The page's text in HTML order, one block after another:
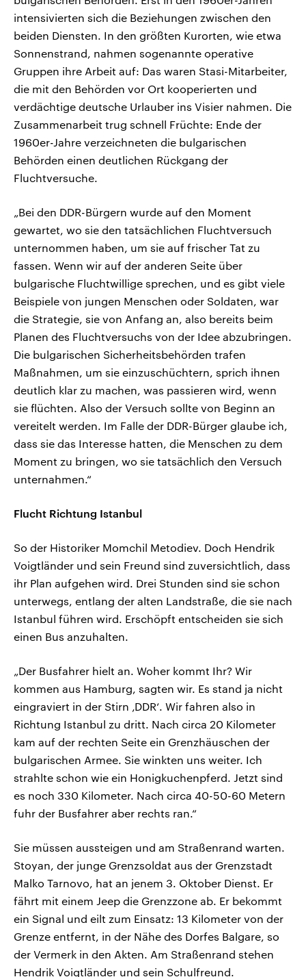
intensivierten sich die Beziehungen zwischen den
beiden Diensten. In den größten Kurorten, wie etwa
Sonnenstrand, nahmen sogenannte operative
Gruppen ihre Arbeit auf: Das waren Stasi-Mitarbeiter,
die mit den Behörden vor Ort kooperierten und
verdächtige deutsche Urlauber ins Visier nahmen. Die
Zusammenarbeit trug schnell Früchte: Ende der
1960er-Jahre verzeichneten die bulgarischen
Behörden einen deutlichen Rückgang der
Fluchtversuche.
„Bei den DDR-Bürgern wurde auf den Moment
gewartet, wo sie den tatsächlichen Fluchtversuch
unternommen haben, um sie auf frischer Tat zu
fassen. Wenn wir auf der anderen Seite über
bulgarische Fluchtwillige sprechen, und es gibt viele
Beispiele von jungen Menschen oder Soldaten, war
die Strategie, sie von Anfang an, also bereits beim
Planen des Fluchtversuchs von der Idee abzubringen.
Die bulgarischen Sicherheitsbehörden trafen
Maßnahmen, um sie einzuschüchtern, sprich ihnen
deutlich klar zu machen, was passieren wird, wenn
sie flüchten. Also der Versuch sollte von Beginn an
vereitelt werden. Im Falle der DDR-Bürger glaube ich,
dass sie das Interesse hatten, die Menschen zu dem
Moment zu bringen, wo sie tatsächlich den Versuch
unternahmen.“
Flucht Richtung Istanbul
So der Historiker Momchil Metodiev. Doch Hendrik
Voigtländer und sein Freund sind zuversichtlich, dass
ihr Plan aufgehen wird. Drei Stunden sind sie schon
unterwegs, entlang der alten Landstraße, die sie nach
Istanbul führen wird. Erschöpft entscheiden sie sich
einen Bus anzuhalten.
„Der Busfahrer hielt an. Woher kommt Ihr? Wir
kommen aus Hamburg, sagten wir. Es stand ja nicht
eingraviert in der Stirn ‚DDR‘. Wir fahren also in
Richtung Istanbul zu dritt. Nach circa 20 Kilometer
kam auf der rechten Seite ein Grenzhäuschen der
bulgarischen Armee. Sie winkten uns weiter. Ich
strahlte schon wie ein Honigkuchenpferd. Jetzt sind
es noch 330 Kilometer. Nach circa 40-50-60 Metern
fuhr der Busfahrer aber rechts ran.“
Sie müssen aussteigen und am Straßenrand warten.
Stoyan, der junge Grenzsoldat aus der Grenzstadt
Malko Tarnovo, hat an jenem 3. Oktober Dienst. Er
fährt mit einem Jeep die Grenzzone ab. Er bekommt
ein Signal und eilt zum Einsatz: 13 Kilometer von der
Grenze entfernt, in der Nähe des Dorfes Balgare, so
der Vermerk in den Akten. Am Straßenrand stehen
Hendrik Voigtländer und sein Schulfreund.